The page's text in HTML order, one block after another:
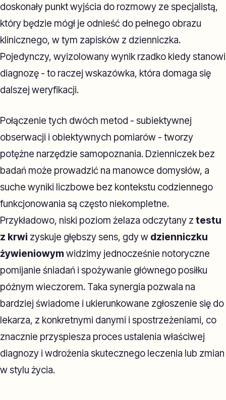
doskonały punkt wyjścia do rozmowy ze specjalistą,
który będzie mógł je odnieść do pełnego obrazu
klinicznego, w tym zapisków z dzienniczka.
Pojedynczy, wyizolowany wynik rzadko kiedy stanowi
diagnozę - to raczej wskazówka, która domaga się
dalszej weryfikacji.
Połączenie tych dwóch metod - subiektywnej
obserwacji i obiektywnych pomiarów - tworzy
potężne narzędzie samopoznania. Dzienniczek bez
badań może prowadzić na manowce domysłów, a
suche wyniki liczbowe bez kontekstu codziennego
funkcjonowania są często niekompletne.
Przykładowo, niski poziom żelaza odczytany z testu
z krwi zyskuje głębszy sens, gdy w dzienniczku
żywieniowym widzimy jednocześnie notoryczne
pomijanie śniadań i spożywanie głównego posiłku
późnym wieczorem. Taka synergia pozwala na
bardziej świadome i ukierunkowane zgłoszenie się do
lekarza, z konkretnymi danymi i spostrzeżeniami, co
znacznie przyspiesza proces ustalenia właściwej
diagnozy i wdrożenia skutecznego leczenia lub zmian
w stylu życia.